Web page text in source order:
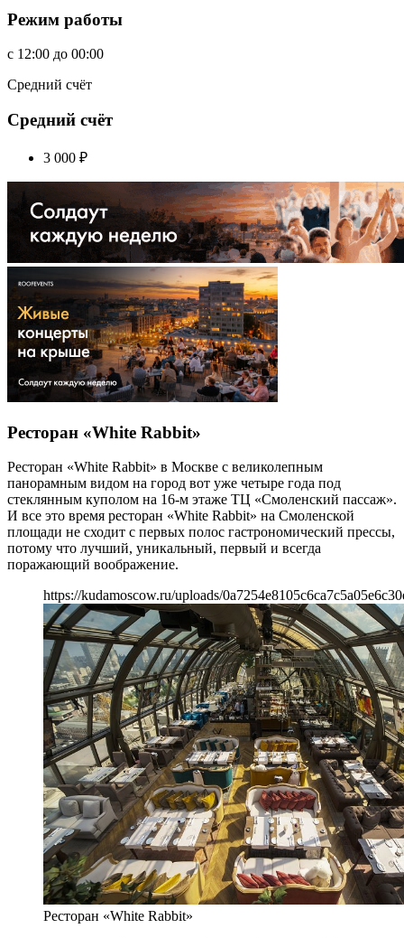
Режим работы
c 12:00 до 00:00
Средний счёт
Средний счёт
3 000 ₽
Ресторан «White Rabbit»
Ресторан «White Rabbit» в Москве с великолепным
панорамным видом на город вот уже четыре года под
стеклянным куполом на 16-м этаже ТЦ «Смоленский пассаж».
И все это время ресторан «White Rabbit» на Смоленской
площади не сходит с первых полос гастрономический прессы,
потому что лучший, уникальный, первый и всегда
поражающий воображение.
https://kudamoscow.ru/uploads/
Ресторан «White Rabbit»